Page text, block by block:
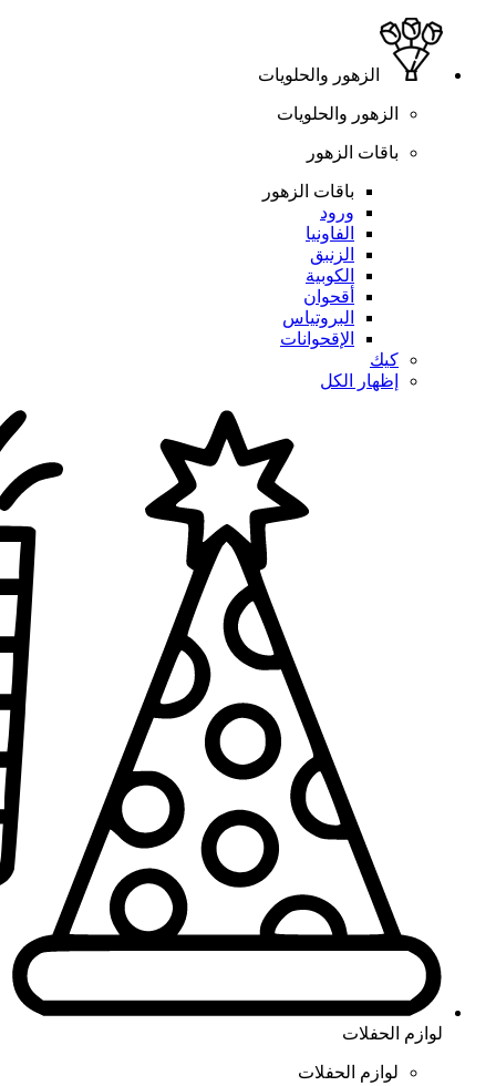
الزهور والحلويات
الزهور والحلويات
باقات الزهور
باقات الزهور
ورود
الفاونيا
الزنبق
الكوبية
أقحوان
البروتياس
الإقحوانات
كيك
إظهار الكل
لوازم الحفلات
لوازم الحفلات